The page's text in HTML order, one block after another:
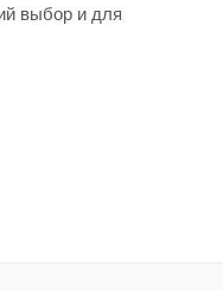
выбор и для